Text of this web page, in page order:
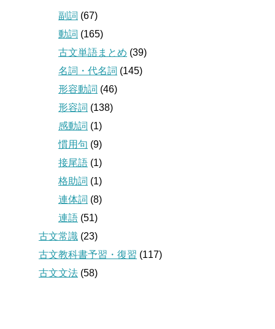
副詞 (67)
動詞 (165)
古文単語まとめ (39)
名詞・代名詞 (145)
形容動詞 (46)
形容詞 (138)
感動詞 (1)
慣用句 (9)
接尾語 (1)
格助詞 (1)
連体詞 (8)
連語 (51)
古文常識 (23)
古文教科書予習・復習 (117)
古文文法 (58)